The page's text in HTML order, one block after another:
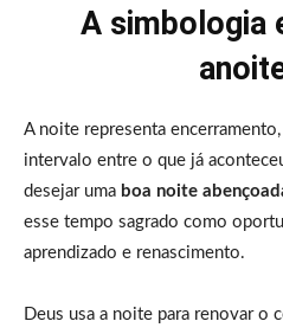
A simbologia
A noite representa
intervalo entre o que já
desejar uma boa noite
esse tempo sagrado como
aprendizado e renascimento.
Deus usa a noite para renovar o